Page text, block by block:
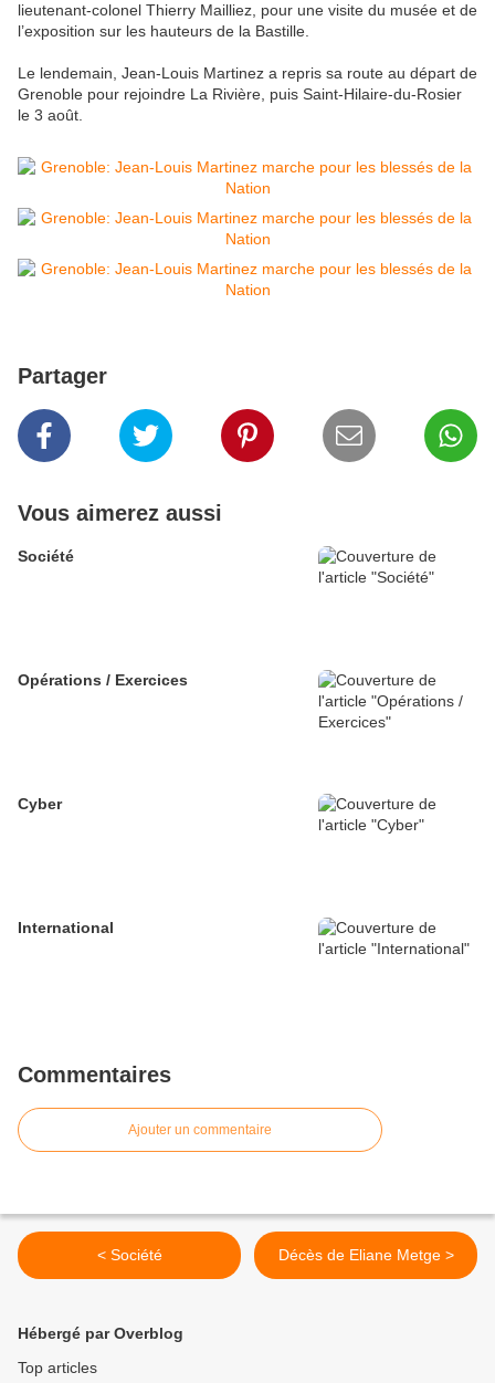
lieutenant-colonel Thierry Mailliez, pour une visite du musée et de
l’exposition sur les hauteurs de la Bastille.
Le lendemain, Jean-Louis Martinez a repris sa route au départ de
Grenoble pour rejoindre La Rivière, puis Saint-Hilaire-du-Rosier
le 3 août.
Partager
Vous aimerez aussi
Société
Opérations / Exercices
Cyber
International
Commentaires
Ajouter un commentaire
< Société Décès de Eliane Metge >
Hébergé par Overblog
Top articles